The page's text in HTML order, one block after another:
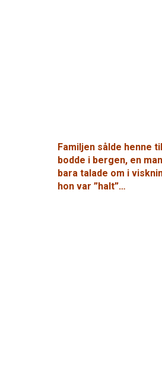
Familjen sålde henne
bodde i bergen, en
bara talade om i
hon var ”halt”…